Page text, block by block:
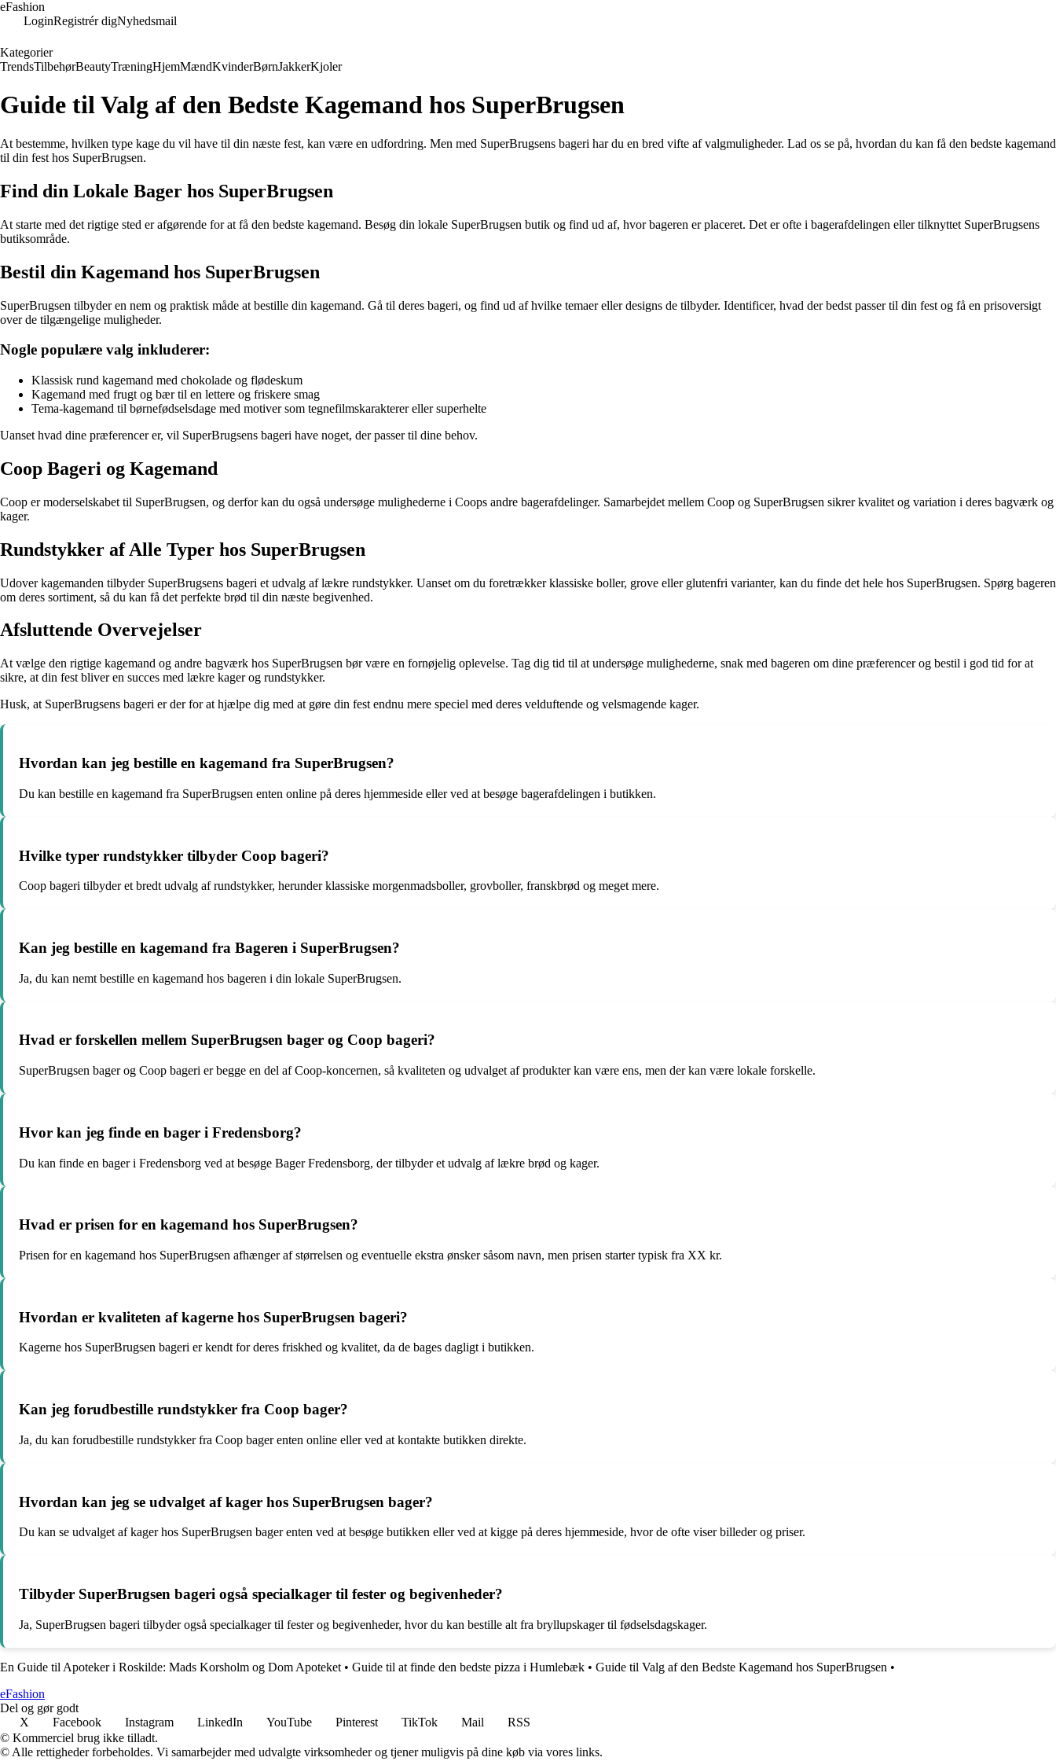
eFashion
LoginRegistrér digNyhedsmail
Kategorier
TrendsTilbehørBeautyTræningHjemMændKvinderBørnJakkerKjoler
Guide til Valg af den Bedste Kagemand hos SuperBrugsen
At bestemme, hvilken type kage du vil have til din næste fest, kan være en udfordring. Men med SuperBrugsens bageri har du en bred vifte af valgmuligheder. Lad os se på, hvordan du kan få den bedste kagemand
til din fest hos SuperBrugsen.
Find din Lokale Bager hos SuperBrugsen
At starte med det rigtige sted er afgørende for at få den bedste kagemand. Besøg din lokale SuperBrugsen butik og find ud af, hvor bageren er placeret. Det er ofte i bagerafdelingen eller tilknyttet SuperBrugsens
butiksområde.
Bestil din Kagemand hos SuperBrugsen
SuperBrugsen tilbyder en nem og praktisk måde at bestille din kagemand. Gå til deres bageri, og find ud af hvilke temaer eller designs de tilbyder. Identificer, hvad der bedst passer til din fest og få en prisoversigt
over de tilgængelige muligheder.
Nogle populære valg inkluderer:
Klassisk rund kagemand med chokolade og flødeskum
Kagemand med frugt og bær til en lettere og friskere smag
Tema-kagemand til børnefødselsdage med motiver som tegnefilmskarakterer eller superhelte
Uanset hvad dine præferencer er, vil SuperBrugsens bageri have noget, der passer til dine behov.
Coop Bageri og Kagemand
Coop er moderselskabet til SuperBrugsen, og derfor kan du også undersøge mulighederne i Coops andre bagerafdelinger. Samarbejdet mellem Coop og SuperBrugsen sikrer kvalitet og variation i deres bagværk og
kager.
Rundstykker af Alle Typer hos SuperBrugsen
Udover kagemanden tilbyder SuperBrugsens bageri et udvalg af lækre rundstykker. Uanset om du foretrækker klassiske boller, grove eller glutenfri varianter, kan du finde det hele hos SuperBrugsen. Spørg bageren
om deres sortiment, så du kan få det perfekte brød til din næste begivenhed.
Afsluttende Overvejelser
At vælge den rigtige kagemand og andre bagværk hos SuperBrugsen bør være en fornøjelig oplevelse. Tag dig tid til at undersøge mulighederne, snak med bageren om dine præferencer og bestil i god tid for at
sikre, at din fest bliver en succes med lækre kager og rundstykker.
Husk, at SuperBrugsens bageri er der for at hjælpe dig med at gøre din fest endnu mere speciel med deres velduftende og velsmagende kager.
Hvordan kan jeg bestille en kagemand fra SuperBrugsen?
Du kan bestille en kagemand fra SuperBrugsen enten online på deres hjemmeside eller ved at besøge bagerafdelingen i butikken.
Hvilke typer rundstykker tilbyder Coop bageri?
Coop bageri tilbyder et bredt udvalg af rundstykker, herunder klassiske morgenmadsboller, grovboller, franskbrød og meget mere.
Kan jeg bestille en kagemand fra Bageren i SuperBrugsen?
Ja, du kan nemt bestille en kagemand hos bageren i din lokale SuperBrugsen.
Hvad er forskellen mellem SuperBrugsen bager og Coop bageri?
SuperBrugsen bager og Coop bageri er begge en del af Coop-koncernen, så kvaliteten og udvalget af produkter kan være ens, men der kan være lokale forskelle.
Hvor kan jeg finde en bager i Fredensborg?
Du kan finde en bager i Fredensborg ved at besøge Bager Fredensborg, der tilbyder et udvalg af lækre brød og kager.
Hvad er prisen for en kagemand hos SuperBrugsen?
Prisen for en kagemand hos SuperBrugsen afhænger af størrelsen og eventuelle ekstra ønsker såsom navn, men prisen starter typisk fra XX kr.
Hvordan er kvaliteten af kagerne hos SuperBrugsen bageri?
Kagerne hos SuperBrugsen bageri er kendt for deres friskhed og kvalitet, da de bages dagligt i butikken.
Kan jeg forudbestille rundstykker fra Coop bager?
Ja, du kan forudbestille rundstykker fra Coop bager enten online eller ved at kontakte butikken direkte.
Hvordan kan jeg se udvalget af kager hos SuperBrugsen bager?
Du kan se udvalget af kager hos SuperBrugsen bager enten ved at besøge butikken eller ved at kigge på deres hjemmeside, hvor de ofte viser billeder og priser.
Tilbyder SuperBrugsen bageri også specialkager til fester og begivenheder?
Ja, SuperBrugsen bageri tilbyder også specialkager til fester og begivenheder, hvor du kan bestille alt fra bryllupskager til fødselsdagskager.
En Guide til Apoteker i Roskilde: Mads Korsholm og Dom Apoteket • Guide til at finde den bedste pizza i Humlebæk • Guide til Valg af den Bedste Kagemand hos SuperBrugsen •
eFashion
Del og gør godt
X
Facebook Instagram LinkedIn YouTube Pinterest TikTok Mail
RSS
© Kommerciel brug ikke tilladt.
© Alle rettigheder forbeholdes. Vi samarbejder med udvalgte virksomheder og tjener muligvis på dine køb via vores links.